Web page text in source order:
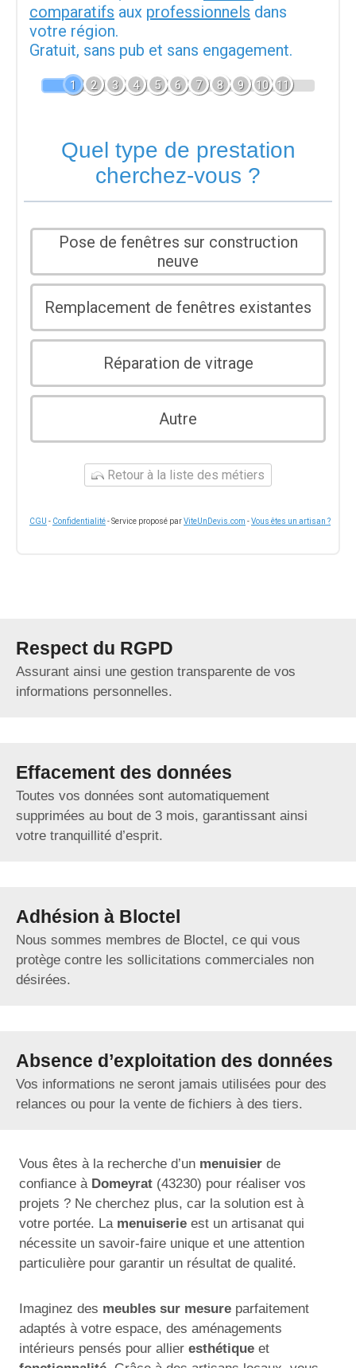
comparatifs aux professionnels dans
votre région.
Gratuit, sans pub et sans engagement.
1 2 3 4 5 6 7 8 9 10 11
Quel type de prestation
cherchez-vous ?
Pose de fenêtres sur construction
neuve
Remplacement de fenêtres existantes
Réparation de vitrage
Autre
Retour à la liste des métiers
CGU - Confidentialité- Service proposé parViteUnDevis.com -Vous êtes un artisan ?
Respect du RGPD
Assurant ainsi une gestion transparente de vos
informations personnelles.
Effacement des données
Toutes vos données sont automatiquement
supprimées au bout de 3 mois, garantissant ainsi
votre tranquillité d’esprit.
Adhésion à Bloctel
Nous sommes membres de Bloctel, ce qui vous
protège contre les sollicitations commerciales non
désirées.
Absence d’exploitation des données
Vos informations ne seront jamais utilisées pour des
relances ou pour la vente de fichiers à des tiers.
Vous êtes à la recherche d’un menuisier de
confiance à Domeyrat (43230) pour réaliser vos
projets ? Ne cherchez plus, car la solution est à
votre portée. La menuiserie est un artisanat qui
nécessite un savoir-faire unique et une attention
particulière pour garantir un résultat de qualité.
Imaginez des meubles sur mesure parfaitement
adaptés à votre espace, des aménagements
intérieurs pensés pour allier esthétique et